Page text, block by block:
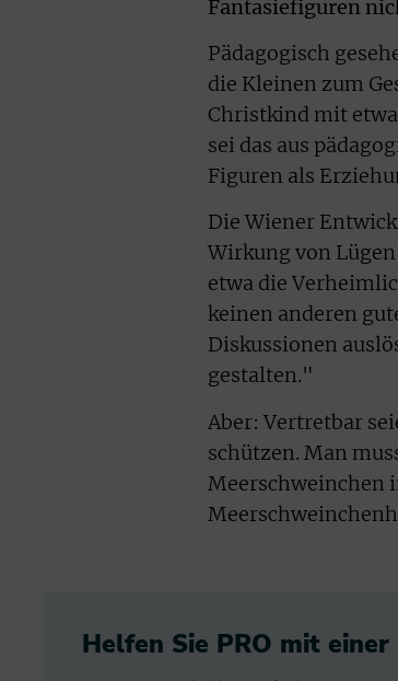
Fantasiefiguren
Pädagogisch
die Kleinen zum
Christkind mit
sei das aus
Figuren als
Die Wiener
Wirkung von
etwa die
keinen anderen
Diskussionen
gestalten."
Aber: Vertretbar
schützen. Man
Meerschweinchen
Helfen Sie PRO mit einer